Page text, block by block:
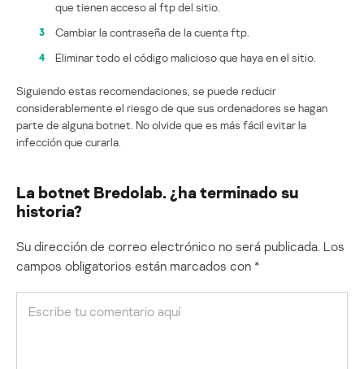
que tienen acceso al ftp del sitio.
Cambiar la contraseña de la cuenta ftp.
Eliminar todo el código malicioso que haya en el sitio.
Siguiendo estas recomendaciones, se puede reducir
considerablemente el riesgo de que sus ordenadores se hagan
parte de alguna botnet. No olvide que es más fácil evitar la
infección que curarla.
La botnet Bredolab. ¿ha terminado su
historia?
Su dirección de correo electrónico no será publicada. Los
campos obligatorios están marcados con *